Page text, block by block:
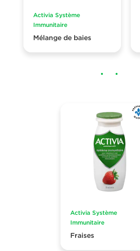
Activia Système
Immunitaire
Mélange de baies
Activia Système
Immunitaire
Fraises